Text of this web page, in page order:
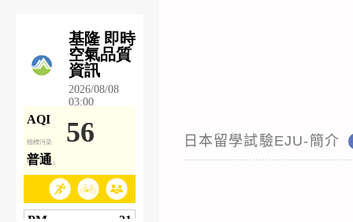
日本留學試驗EJU-簡介